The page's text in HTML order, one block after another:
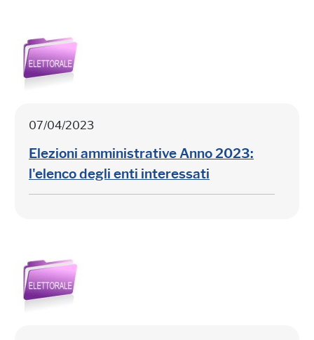
07/04/2023
Elezioni amministrative Anno 2023:
l'elenco degli enti interessati